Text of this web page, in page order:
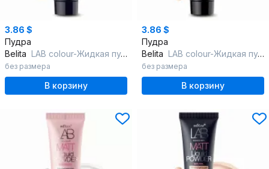
3.86 $
Пудра
Belita LAB colour-Жидкая пудра 01 Матирующая д/лица фарфоровый
без размера
В корзину
3.86 $
Пудра
Belita LAB colour-Жидкая пудра 04 Матирующая д/лица карамель
без размера
В корзину